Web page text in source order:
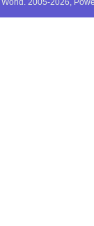
2005-2026,